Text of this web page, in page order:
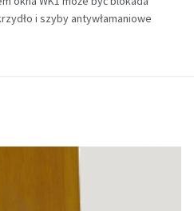
i szyby antywłamaniowe